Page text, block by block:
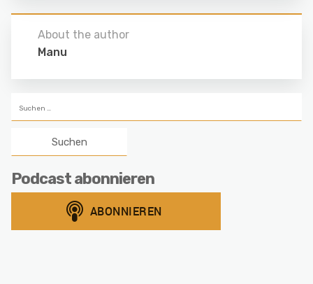
About the author
Manu
nach:
Podcast abonnieren